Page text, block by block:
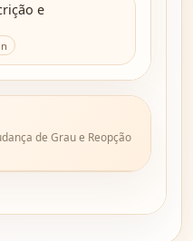
e
de Grau e Reopção